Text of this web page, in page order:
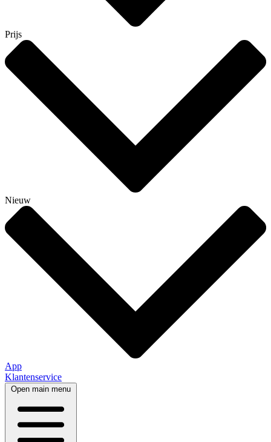
Prijs
Nieuw
App
Klantenservice
Open main menu